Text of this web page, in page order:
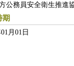
公務員安全衛生推進
期
月01日